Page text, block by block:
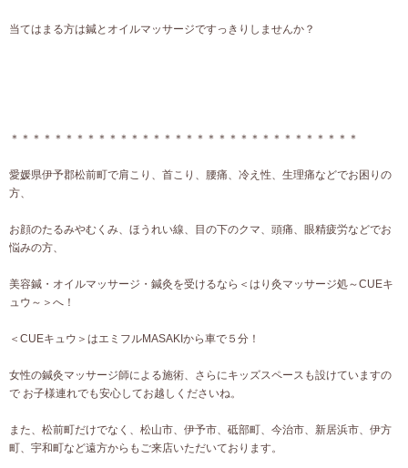
当てはまる方は鍼とオイルマッサージですっきりしませんか？
＊＊＊＊＊＊＊＊＊＊＊＊＊＊＊＊＊＊＊＊＊＊＊＊＊＊＊＊＊＊＊＊
愛媛県伊予郡松前町で肩こり、首こり、腰痛、冷え性、生理痛などでお困りの
方、
お顔のたるみやむくみ、ほうれい線、目の下のクマ、頭痛、眼精疲労などでお
悩みの方、
美容鍼・オイルマッサージ・鍼灸を受けるなら＜はり灸マッサージ処～CUEキ
ュウ～＞へ！
＜CUEキュウ＞はエミフルMASAKIから車で５分！
女性の鍼灸マッサージ師による施術、さらにキッズスペースも設けていますの
で お子様連れでも安心してお越しくださいね。
また、松前町だけでなく、松山市、伊予市、砥部町、今治市、新居浜市、伊方
町、宇和町など遠方からもご来店いただいております。